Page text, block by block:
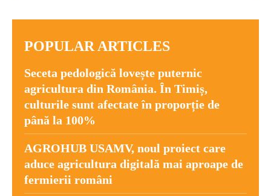
POPULAR ARTICLES
Seceta pedologică lovește puternic
agricultura din România. În Timiș,
culturile sunt afectate în proporție de
până la 100%
AGROHUB USAMV, noul proiect care
aduce agricultura digitală mai aproape de
fermierii români